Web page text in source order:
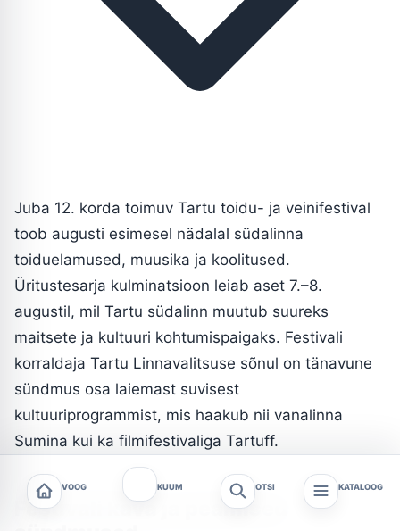
Juba 12. korda toimuv Tartu toidu- ja veinifestival
toob augusti esimesel nädalal südalinna
toiduelamused, muusika ja koolitused.
Üritustesarja kulminatsioon leiab aset 7.–8.
augustil, mil Tartu südalinn muutub suureks
maitsete ja kultuuri kohtumispaigaks. Festivali
korraldaja Tartu Linnavalitsuse sõnul on tänavune
sündmus osa laiemast suvisest
kultuuriprogrammist, mis haakub nii vanalinna
Sumina kui ka filmifestivaliga Tartuff.
Festivali kava ja peamised
VOOG KUUM OTSI KATALOOG